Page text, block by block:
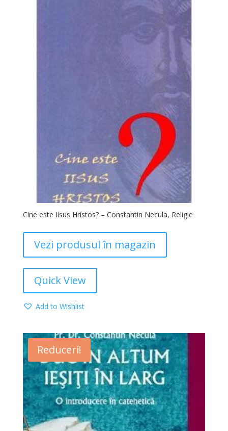
Cine este Iisus Hristos? – Constantin Necula, Religie
Vezi produsul în magazin
Quick View
Add to Wishlist
Reduceri!